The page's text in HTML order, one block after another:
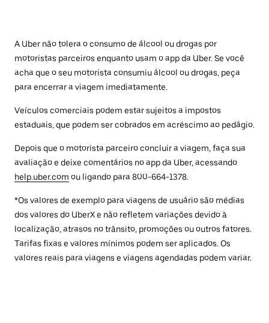
A Uber não tolera o consumo de álcool ou drogas por
motoristas parceiros enquanto usam o app da Uber. Se você
acha que o seu motorista consumiu álcool ou drogas, peça
para encerrar a viagem imediatamente.
Veículos comerciais podem estar sujeitos a impostos
estaduais, que podem ser cobrados em acréscimo ao pedágio.
Depois que o motorista parceiro concluir a viagem, faça sua
avaliação e deixe comentários no app da Uber, acessando
help.uber.com ou ligando para 800-664-1378.
*Os valores de exemplo para viagens de usuário são médias
dos valores do UberX e não refletem variações devido à
localização, atrasos no trânsito, promoções ou outros fatores.
Tarifas fixas e valores mínimos podem ser aplicados. Os
valores reais para viagens e viagens agendadas podem variar.